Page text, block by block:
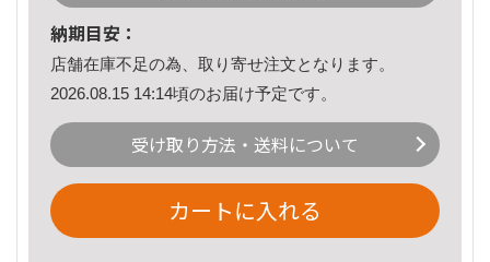
納期目安：
店舗在庫不足の為、取り寄せ注文となります。
2026.08.15 14:14頃のお届け予定です。
受け取り方法・送料について
カートに入れる